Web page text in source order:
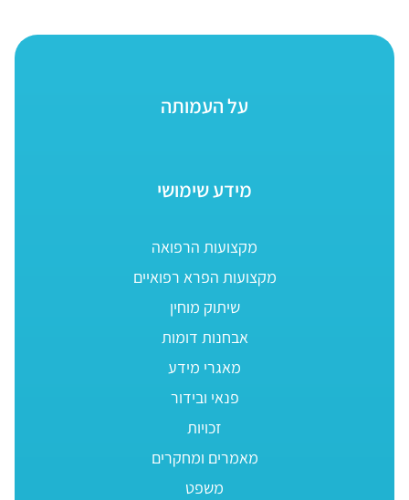
על העמותה
מידע שימושי
מקצועות הרפואה
מקצועות הפרא רפואיים
שיתוק מוחין
אבחנות דומות
מאגרי מידע
פנאי ובידור
זכויות
מאמרים ומחקרים
משפט